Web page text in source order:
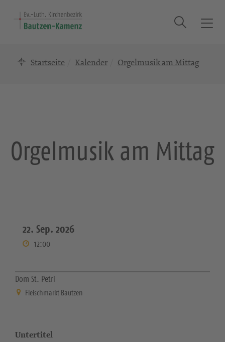
T
g
a
Suche
Startseite Kalender Orgelmusik am Mittag
Orgelmusik am Mittag
22. Sep. 2026
12:00
Dom St. Petri
Fleischmarkt Bautzen
Untertitel